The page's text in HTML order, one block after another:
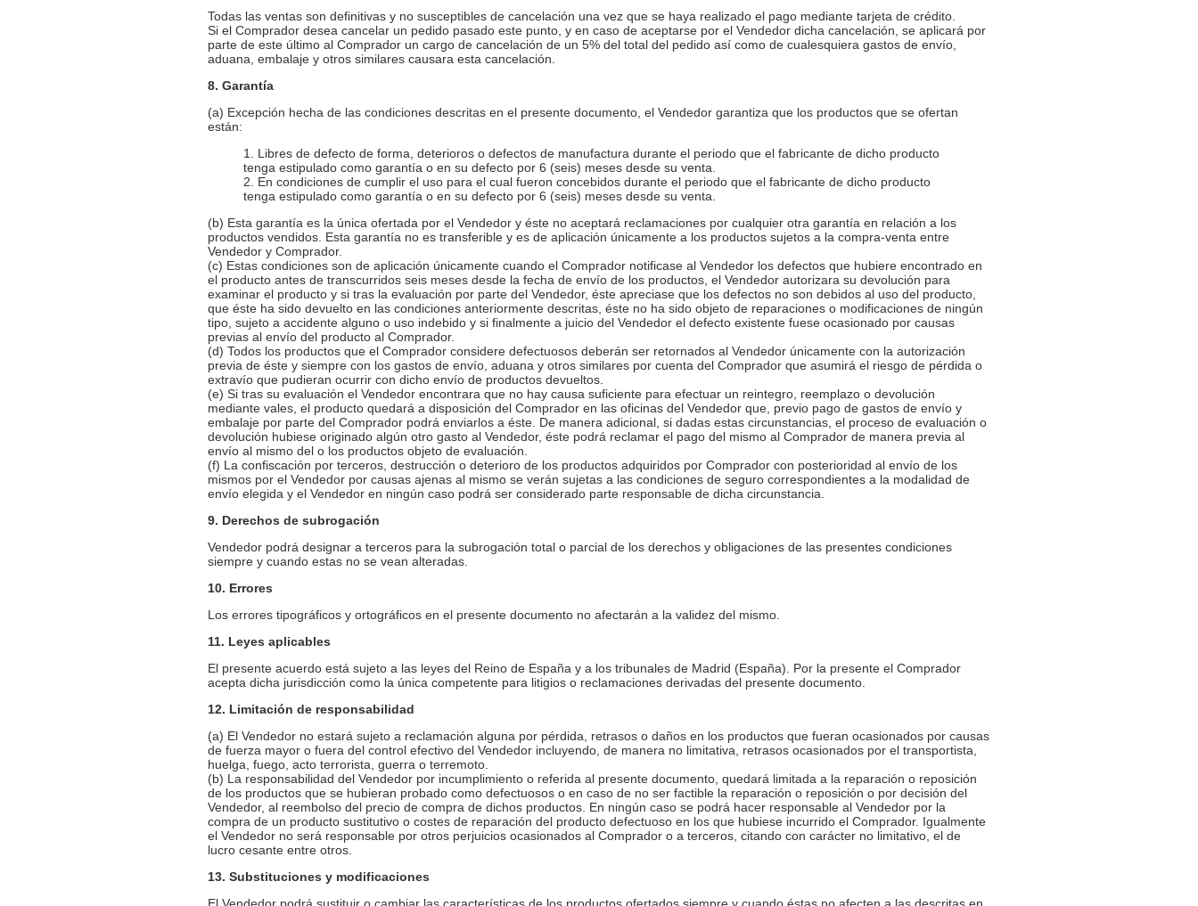
Todas las ventas son definitivas y no susceptibles de cancelación una vez que se haya realizado el pago mediante tarjeta de crédito.
Si el Comprador desea cancelar un pedido pasado este punto, y en caso de aceptarse por el Vendedor dicha cancelación, se aplicará por
parte de este último al Comprador un cargo de cancelación de un 5% del total del pedido así como de cualesquiera gastos de envío,
aduana, embalaje y otros similares causara esta cancelación.
8. Garantía
(a) Excepción hecha de las condiciones descritas en el presente documento, el Vendedor garantiza que los productos que se ofertan
están:
1. Libres de defecto de forma, deterioros o defectos de manufactura durante el periodo que el fabricante de dicho producto
tenga estipulado como garantía o en su defecto por 6 (seis) meses desde su venta.
2. En condiciones de cumplir el uso para el cual fueron concebidos durante el periodo que el fabricante de dicho producto
tenga estipulado como garantía o en su defecto por 6 (seis) meses desde su venta.
(b) Esta garantía es la única ofertada por el Vendedor y éste no aceptará reclamaciones por cualquier otra garantía en relación a los
productos vendidos. Esta garantía no es transferible y es de aplicación únicamente a los productos sujetos a la compra-venta entre
Vendedor y Comprador.
(c) Estas condiciones son de aplicación únicamente cuando el Comprador notificase al Vendedor los defectos que hubiere encontrado en
el producto antes de transcurridos seis meses desde la fecha de envío de los productos, el Vendedor autorizara su devolución para
examinar el producto y si tras la evaluación por parte del Vendedor, éste apreciase que los defectos no son debidos al uso del producto,
que éste ha sido devuelto en las condiciones anteriormente descritas, éste no ha sido objeto de reparaciones o modificaciones de ningún
tipo, sujeto a accidente alguno o uso indebido y si finalmente a juicio del Vendedor el defecto existente fuese ocasionado por causas
previas al envío del producto al Comprador.
(d) Todos los productos que el Comprador considere defectuosos deberán ser retornados al Vendedor únicamente con la autorización
previa de éste y siempre con los gastos de envío, aduana y otros similares por cuenta del Comprador que asumirá el riesgo de pérdida o
extravío que pudieran ocurrir con dicho envío de productos devueltos.
(e) Si tras su evaluación el Vendedor encontrara que no hay causa suficiente para efectuar un reintegro, reemplazo o devolución
mediante vales, el producto quedará a disposición del Comprador en las oficinas del Vendedor que, previo pago de gastos de envío y
embalaje por parte del Comprador podrá enviarlos a éste. De manera adicional, si dadas estas circunstancias, el proceso de evaluación o
devolución hubiese originado algún otro gasto al Vendedor, éste podrá reclamar el pago del mismo al Comprador de manera previa al
envío al mismo del o los productos objeto de evaluación.
(f) La confiscación por terceros, destrucción o deterioro de los productos adquiridos por Comprador con posterioridad al envío de los
mismos por el Vendedor por causas ajenas al mismo se verán sujetas a las condiciones de seguro correspondientes a la modalidad de
envío elegida y el Vendedor en ningún caso podrá ser considerado parte responsable de dicha circunstancia.
9. Derechos de subrogación
Vendedor podrá designar a terceros para la subrogación total o parcial de los derechos y obligaciones de las presentes condiciones
siempre y cuando estas no se vean alteradas.
10. Errores
Los errores tipográficos y ortográficos en el presente documento no afectarán a la validez del mismo.
11. Leyes aplicables
El presente acuerdo está sujeto a las leyes del Reino de España y a los tribunales de Madrid (España). Por la presente el Comprador
acepta dicha jurisdicción como la única competente para litigios o reclamaciones derivadas del presente documento.
12. Limitación de responsabilidad
(a) El Vendedor no estará sujeto a reclamación alguna por pérdida, retrasos o daños en los productos que fueran ocasionados por causas
de fuerza mayor o fuera del control efectivo del Vendedor incluyendo, de manera no limitativa, retrasos ocasionados por el transportista,
huelga, fuego, acto terrorista, guerra o terremoto.
(b) La responsabilidad del Vendedor por incumplimiento o referida al presente documento, quedará limitada a la reparación o reposición
de los productos que se hubieran probado como defectuosos o en caso de no ser factible la reparación o reposición o por decisión del
Vendedor, al reembolso del precio de compra de dichos productos. En ningún caso se podrá hacer responsable al Vendedor por la
compra de un producto sustitutivo o costes de reparación del producto defectuoso en los que hubiese incurrido el Comprador. Igualmente
el Vendedor no será responsable por otros perjuicios ocasionados al Comprador o a terceros, citando con carácter no limitativo, el de
lucro cesante entre otros.
13. Substituciones y modificaciones